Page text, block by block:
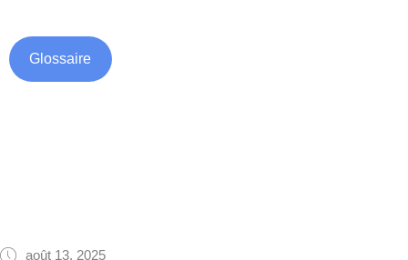
Glossaire
août 13, 2025